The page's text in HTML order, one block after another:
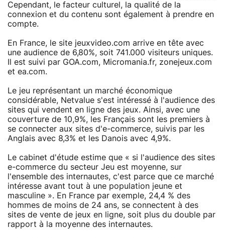
Cependant, le facteur culturel, la qualité de la
connexion et du contenu sont également à prendre en
compte.
En France, le site jeuxvideo.com arrive en tête avec
une audience de 6,80%, soit 741.000 visiteurs uniques.
Il est suivi par GOA.com, Micromania.fr, zonejeux.com
et ea.com.
Le jeu représentant un marché économique
considérable, Netvalue s'est intéressé à l'audience des
sites qui vendent en ligne des jeux. Ainsi, avec une
couverture de 10,9%, les Français sont les premiers à
se connecter aux sites d'e-commerce, suivis par les
Anglais avec 8,3% et les Danois avec 4,9%.
Le cabinet d'étude estime que « si l'audience des sites
e-commerce du secteur Jeu est moyenne, sur
l'ensemble des internautes, c'est parce que ce marché
intéresse avant tout à une population jeune et
masculine ». En France par exemple, 24,4 % des
hommes de moins de 24 ans, se connectent à des
sites de vente de jeux en ligne, soit plus du double par
rapport à la moyenne des internautes.